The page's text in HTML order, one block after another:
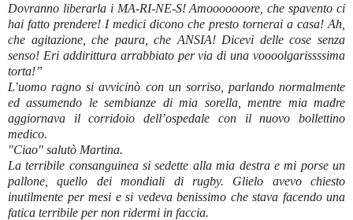
Dovranno liberarla i MA-RI-NE-S! Amooooooore, che spavento ci
hai fatto prendere! I medici dicono che presto tornerai a casa! Ah,
che agitazione, che paura, che ANSIA! Dicevi delle cose senza
senso! Eri addirittura arrabbiato per via di una voooolgarissssima
torta!”
L’uomo ragno si avvicinò con un sorriso, parlando normalmente
ed assumendo le sembianze di mia sorella, mentre mia madre
aggiornava il corridoio dell’ospedale con il nuovo bollettino
medico.
"Ciao" salutò Martina.
La terribile consanguinea si sedette alla mia destra e mi porse un
pallone, quello dei mondiali di rugby. Glielo avevo chiesto
inutilmente per mesi e si vedeva benissimo che stava facendo una
fatica terribile per non ridermi in faccia.